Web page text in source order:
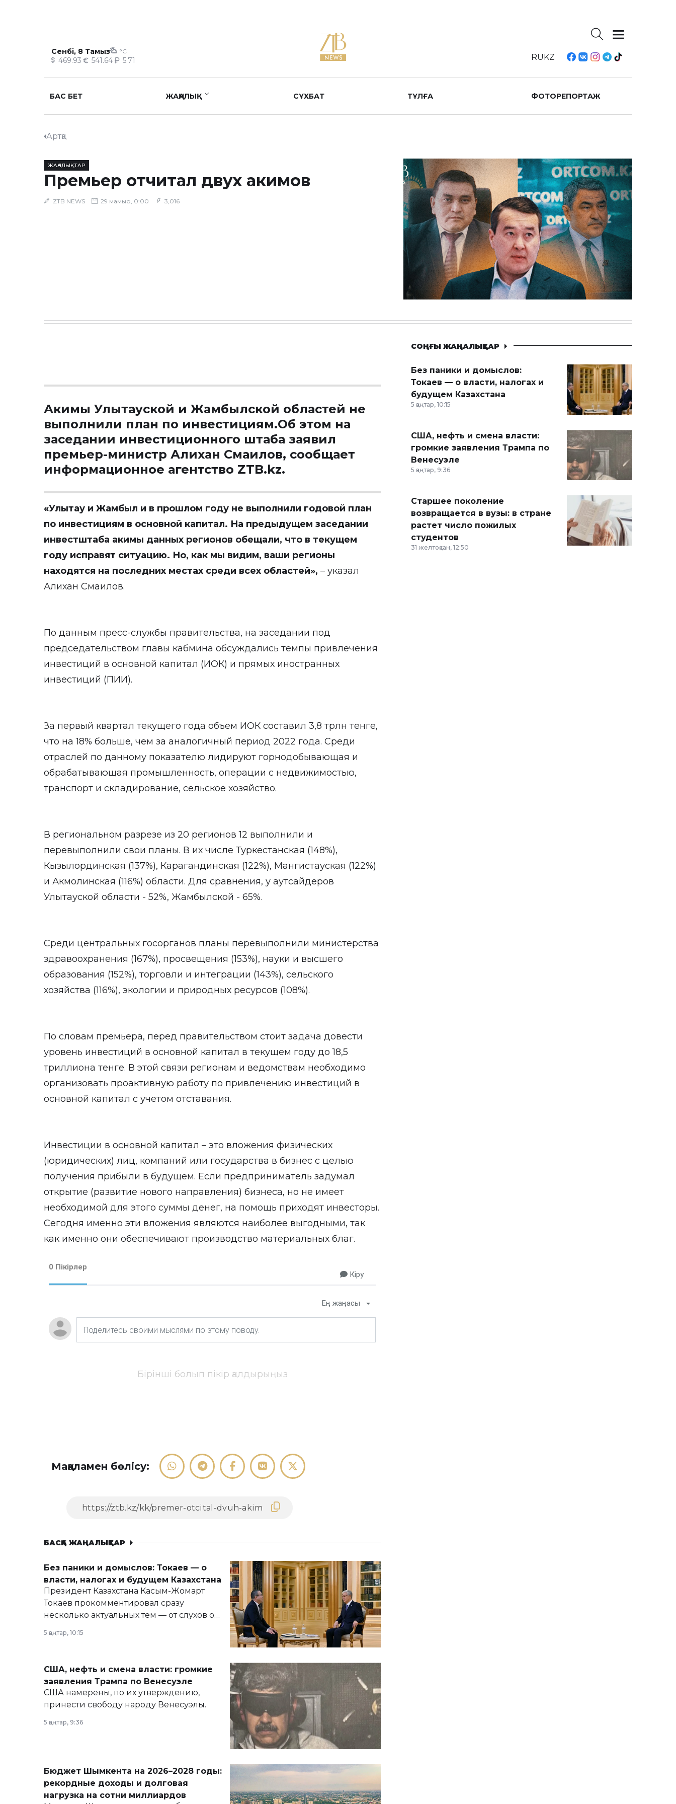
Сенбі, 8 Тамыз °C
469.93 541.64 5.71 RUKZ
БАС БЕТ ЖАҢАЛЫҚ СҰХБАТ ТҰЛҒА ФОТОРЕПОРТАЖ
Артқа
ЖАҢАЛЫҚТАР
Премьер отчитал двух акимов
ZTB NEWS 29 мамыр, 0:00 3,016
Акимы Улытауской и Жамбылской областей не
выполнили план по инвестициям.Об этом на
заседании инвестиционного штаба заявил
премьер-министр Алихан Смаилов, сообщает
информационное агентство ZTB.kz.
«Улытау и Жамбыл и в прошлом году не выполнили годовой план
по инвестициям в основной капитал. На предыдущем заседании
инвестштаба акимы данных регионов обещали, что в текущем
году исправят ситуацию. Но, как мы видим, ваши регионы
находятся на последних местах среди всех областей», – указал
Алихан Смаилов.
По данным пресс-службы правительства, на заседании под
председательством главы кабмина обсуждались темпы привлечения
инвестиций в основной капитал (ИОК) и прямых иностранных
инвестиций (ПИИ).
За первый квартал текущего года объем ИОК составил 3,8 трлн тенге,
что на 18% больше, чем за аналогичный период 2022 года. Среди
отраслей по данному показателю лидируют горнодобывающая и
обрабатывающая промышленность, операции с недвижимостью,
транспорт и складирование, сельское хозяйство.
В региональном разрезе из 20 регионов 12 выполнили и
перевыполнили свои планы. В их числе Туркестанская (148%),
Кызылординская (137%), Карагандинская (122%), Мангистауская (122%)
и Акмолинская (116%) области. Для сравнения, у аутсайдеров
Улытауской области - 52%, Жамбылской - 65%.
Среди центральных госорганов планы перевыполнили министерства
здравоохранения (167%), просвещения (153%), науки и высшего
образования (152%), торговли и интеграции (143%), сельского
хозяйства (116%), экологии и природных ресурсов (108%).
По словам премьера, перед правительством стоит задача довести
уровень инвестиций в основной капитал в текущем году до 18,5
триллиона тенге. В этой связи регионам и ведомствам необходимо
организовать проактивную работу по привлечению инвестиций в
основной капитал с учетом отставания.
Инвестиции в основной капитал – это вложения физических
(юридических) лиц, компаний или государства в бизнес с целью
получения прибыли в будущем. Если предприниматель задумал
открытие (развитие нового направления) бизнеса, но не имеет
необходимой для этого суммы денег, на помощь приходят инвесторы.
Сегодня именно эти вложения являются наиболее выгодными, так
как именно они обеспечивают производство материальных благ.
0 Пікірлер
Кіру
Ең жаңасы
Бірінші болып пікір қалдырыңыз
Мақаламен бөлісу:
БАСҚА ЖАҢАЛЫҚТАР
Без паники и домыслов: Токаев — о
власти, налогах и будущем Казахстана
Президент Казахстана Касым-Жомарт
Токаев прокомментировал сразу
несколько актуальных тем — от слухов о
армии, экономики и личного здоровья.
5 қаңтар, 10:15
США, нефть и смена власти: громкие
заявления Трампа по Венесуэле
США намерены, по их утверждению,
принести свободу народу Венесуэлы.
5 қаңтар, 9:36
Бюджет Шымкента на 2026–2028 годы:
рекордные доходы и долговая
нагрузка на сотни миллиардов
СОҢҒЫ ЖАҢАЛЫҚТАР
Без паники и домыслов:
Токаев — о власти, налогах и
будущем Казахстана
5 қаңтар, 10:15
США, нефть и смена власти:
громкие заявления Трампа по
Венесуэле
5 қаңтар, 9:36
Старшее поколение
возвращается в вузы: в стране
растет число пожилых
студентов
31 желтоқсан, 12:50